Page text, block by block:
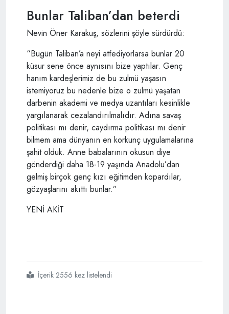
Bunlar Taliban’dan beterdi
Nevin Öner Karakuş, sözlerini şöyle sürdürdü:
“Bugün Taliban’a neyi atfediyorlarsa bunlar 20
küsur sene önce aynısını bize yaptılar. Genç
hanım kardeşlerimiz de bu zulmü yaşasın
istemiyoruz bu nedenle bize o zulmü yaşatan
darbenin akademi ve medya uzantıları kesinlikle
yargılanarak cezalandırılmalıdır. Adına savaş
politikası mı denir, caydırma politikası mı denir
bilmem ama dünyanın en korkunç uygulamalarına
şahit olduk. Anne babalarının okusun diye
gönderdiği daha 18-19 yaşında Anadolu’dan
gelmiş birçok genç kızı eğitimden kopardılar,
gözyaşlarını akıttı bunlar.”
YENİ AKİT
#28
#şubatın
#silahsız
#kuvvetleri
#de
#hesap
#versinİçerik 2556 kez listelendi